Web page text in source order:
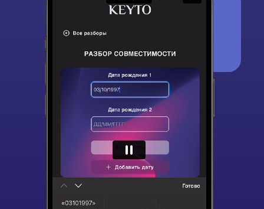
Энергия дня
Вы получите:
• Личный прогноз на весь день
• Личный прогноз на утро
• Личный прогноз на день
• Личный прогноз на вечер
• Рекомендации на каждый день